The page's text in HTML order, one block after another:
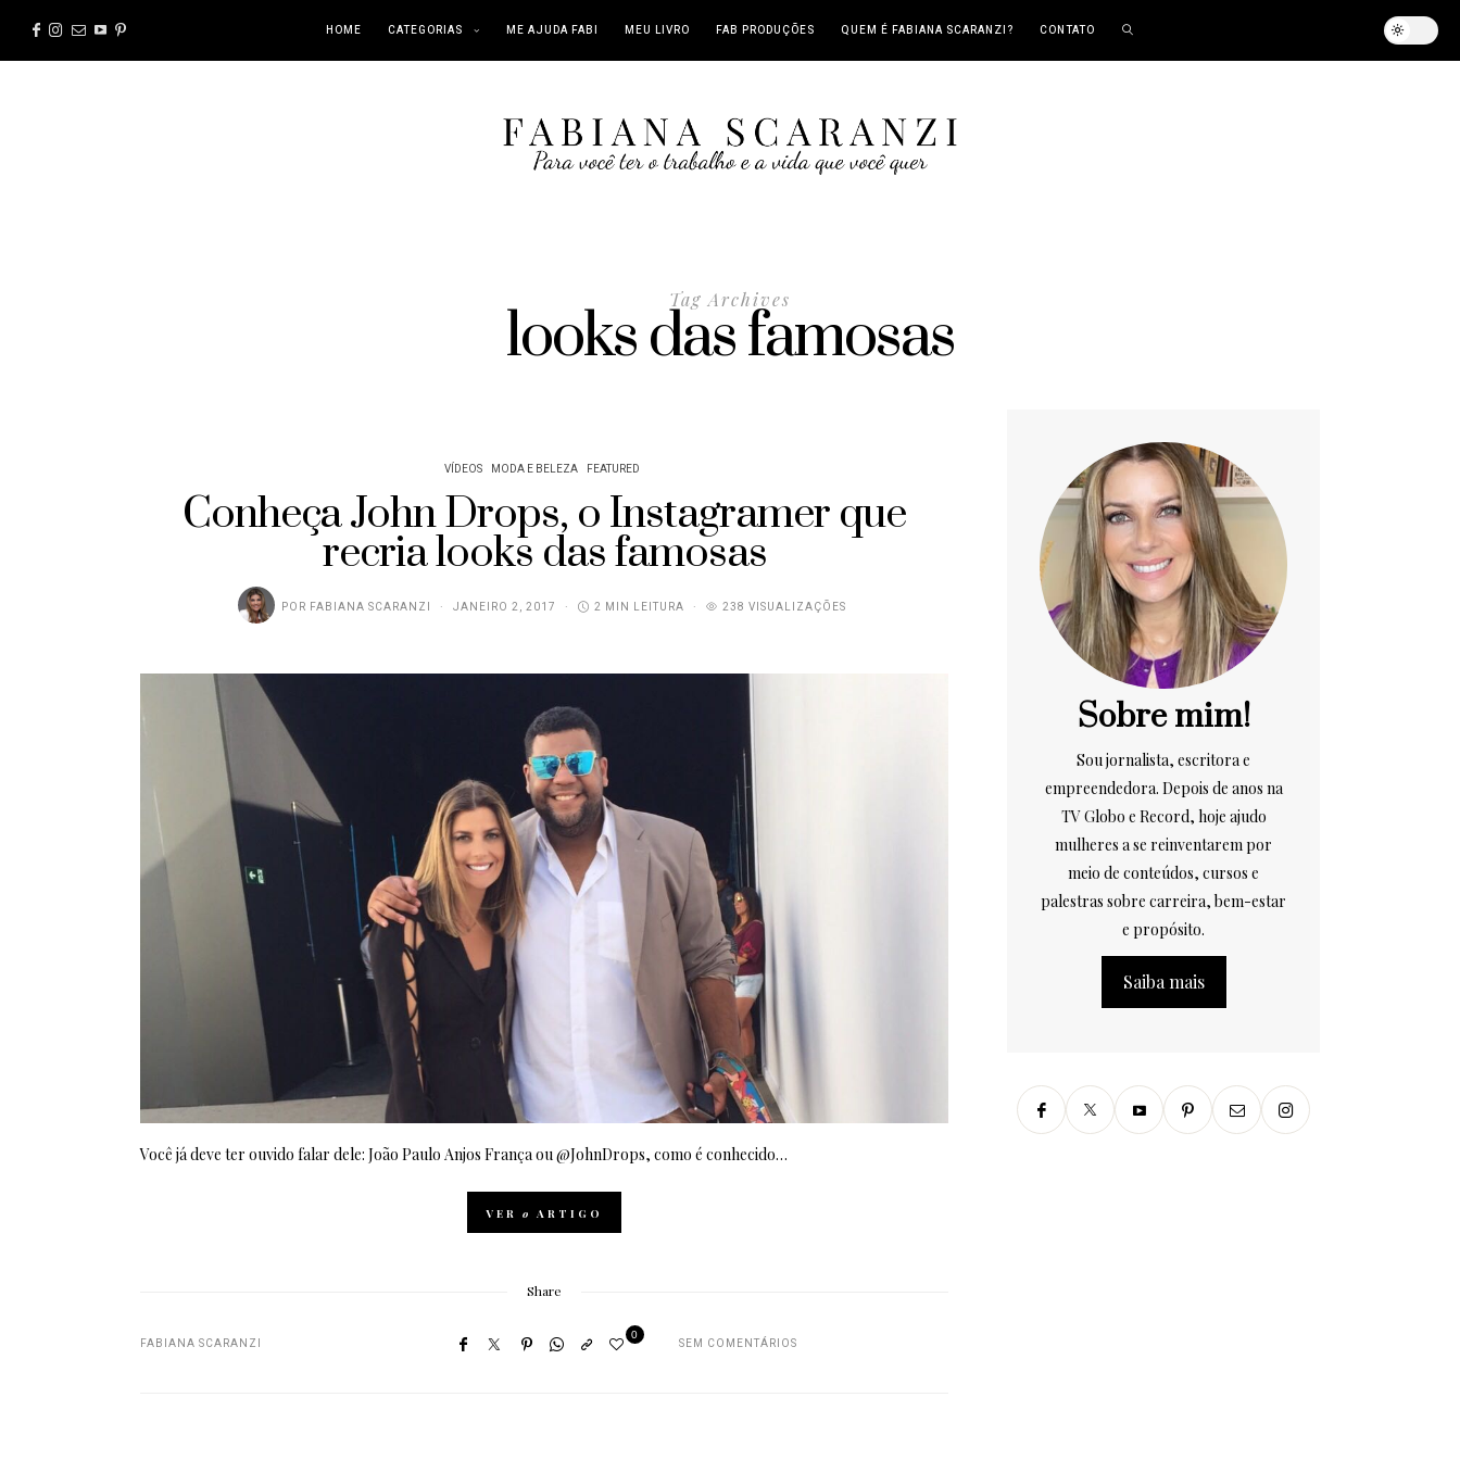
HOME CATEGORIAS ME AJUDA FABI MEU LIVRO FAB PRODUÇÕES QUEM É FABIANA SCARANZI? CONTATO
Tag Archives
looks das famosas
VÍDEOS MODA E BELEZA FEATURED
Conheça John Drops, o Instagramer que
recria looks das famosas
POR FABIANA SCARANZI JANEIRO 2, 2017 2 MIN LEITURA 238 VISUALIZAÇÕES
Você já deve ter ouvido falar dele: João Paulo Anjos França ou @JohnDrops, como é conhecido…
VER o ARTIGO
Share
FABIANA SCARANZI
0
SEM COMENTÁRIOS
Sobre mim!
Sou jornalista, escritora e
empreendedora. Depois de anos na
TV Globo e Record, hoje ajudo
mulheres a se reinventarem por
meio de conteúdos, cursos e
palestras sobre carreira, bem-estar
e propósito.
Saiba mais